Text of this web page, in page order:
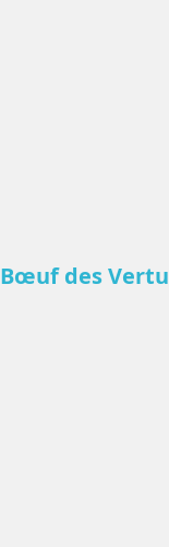
des